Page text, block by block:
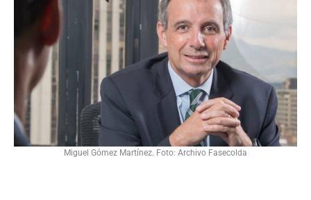
Miguel Gómez Martínez. Foto: Archivo Fasecolda